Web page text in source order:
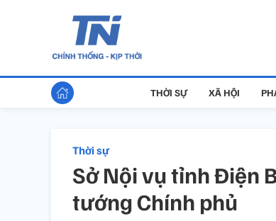
THỜI SỰ XÃ HỘI
Thời sự
Sở Nội vụ tỉnh Điện
tướng Chính phủ